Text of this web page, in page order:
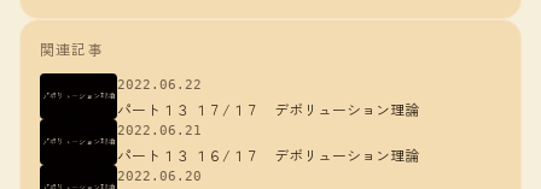
関連記事
2022.06.22
パート１３ １７/１７ デボリューション理論
2022.06.21
パート１３ １６/１７ デボリューション理論
2022.06.20